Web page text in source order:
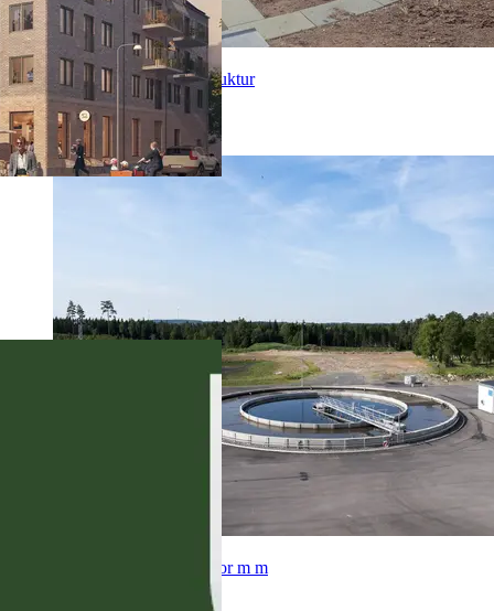
Prefab produkter inom infrastruktur
VA och Energi
Dricksvattenreservoarer, flissilor m m